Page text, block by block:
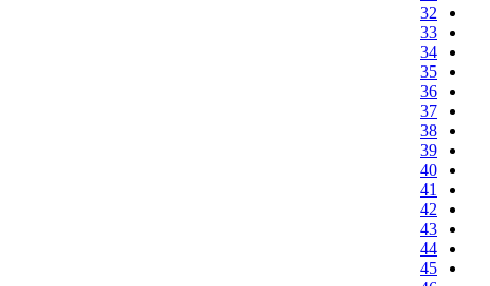
32
33
34
35
36
37
38
39
40
41
42
43
44
45